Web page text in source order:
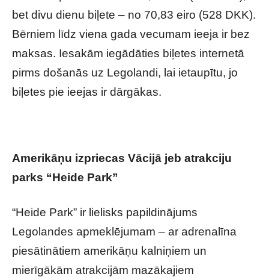
bet divu dienu biļete – no 70,83 eiro (528 DKK).
Bērniem līdz viena gada vecumam ieeja ir bez
maksas. Iesakām iegādāties biļetes internetā
pirms došanās uz Legolandi, lai ietaupītu, jo
biļetes pie ieejas ir dārgākas.
Amerikāņu izpriecas Vācijā jeb atrakciju
parks “Heide Park”
“Heide Park” ir lielisks papildinājums
Legolandes apmeklējumam – ar adrenalīna
piesātinātiem amerikāņu kalniņiem un
mierīgākām atrakcijām mazākajiem